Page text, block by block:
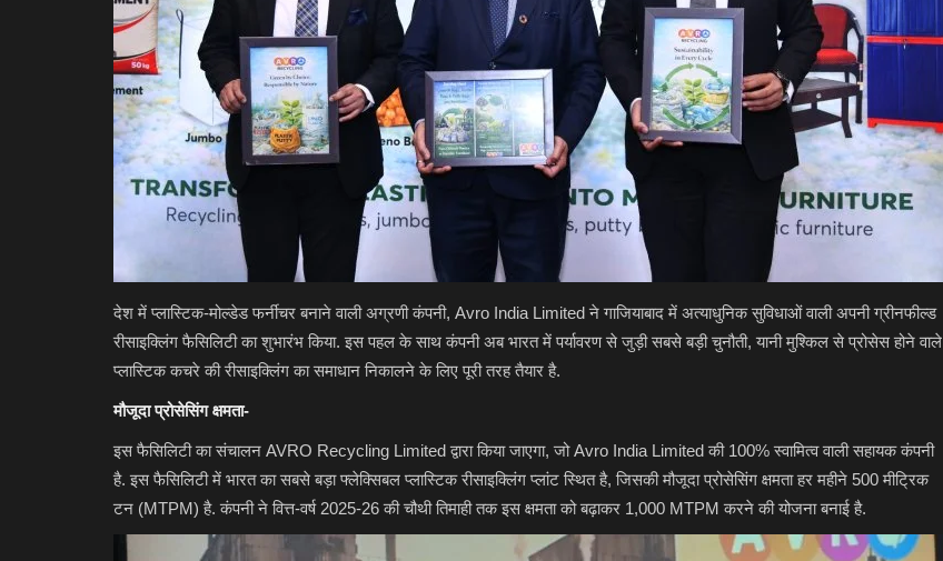
देश में प्लास्टिक-मोल्डेड फर्नीचर बनाने वाली अग्रणी कंपनी, Avro India Limited ने गाजियाबाद में अत्याधुनिक सुविधाओं वाली अपनी ग्रीनफील्ड
रीसाइक्लिंग फैसिलिटी का शुभारंभ किया. इस पहल के साथ कंपनी अब भारत में पर्यावरण से जुड़ी सबसे बड़ी चुनौती, यानी मुश्किल से प्रोसेस होने वाले
प्लास्टिक कचरे की रीसाइक्लिंग का समाधान निकालने के लिए पूरी तरह तैयार है.
मौजूदा प्रोसेसिंग क्षमता-
इस फैसिलिटी का संचालन AVRO Recycling Limited द्वारा किया जाएगा, जो Avro India Limited की 100% स्वामित्व वाली सहायक कंपनी
है. इस फैसिलिटी में भारत का सबसे बड़ा फ्लेक्सिबल प्लास्टिक रीसाइक्लिंग प्लांट स्थित है, जिसकी मौजूदा प्रोसेसिंग क्षमता हर महीने 500 मीट्रिक
टन (MTPM) है. कंपनी ने वित्त-वर्ष 2025-26 की चौथी तिमाही तक इस क्षमता को बढ़ाकर 1,000 MTPM करने की योजना बनाई है.
बिजनेस बिजनेस